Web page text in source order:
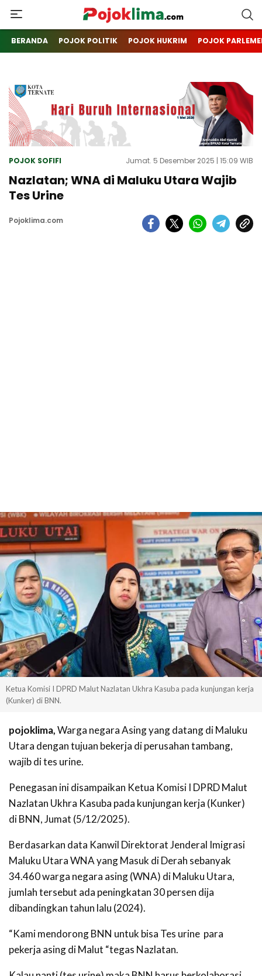
pojoklima.com
Mojokin
BERANDA POJOK POLITIK POJOK HUKRIM POJOK
POJOK SOFIFI Jumat. 5 Desember 2025 | 15:09 WIB
Nazlatan; WNA di Maluku Utara Wajib
Tes Urine
Pojoklima.com
Ketua Komisi I DPRD Malut Nazlatan Ukhra Kasuba pada kunjungan kerja
(Kunker) di BNN.
pojoklima,Warga negara Asing yang datang di Maluku
Utara dengan tujuan bekerja di perusahan tambang,
wajib di tes urine.
Penegasan ini disampaikan Ketua Komisi I DPRD Malut
Nazlatan Ukhra Kasuba pada kunjungan kerja (Kunker)
di BNN, Jumat (5/12/2025).
Berdasarkan data Kanwil Direktorat Jenderal Imigrasi
Maluku Utara WNA yang Masuk di Derah sebanyak
34.460 warga negara asing (WNA) di Maluku Utara,
jumlah tersebut ada peningkatan 30 persen dija
dibandingkan tahun lalu (2024).
“Kami mendorong BNN untuk bisa Tes urine para
pekerja asing di Malut “tegas Nazlatan.